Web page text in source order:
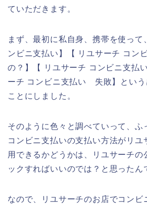
ていただきます。
まず、最初に私自身、携帯を使って
ンビニ支払い】【 リユサーチ コン
の？】【 リユサーチ コンビニ支払
ーチ コンビニ支払い 失敗】という
ことにしました。
そのように色々と調べていって、ふ
コンビニ支払いの支払い方法がリユ
用できるかどうかは、リユサーチの
ックすればいいのでは？と思ったん
なので、リユサーチのお店でコンビ